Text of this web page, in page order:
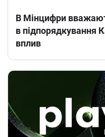
В Мінцифри
в підпорядкування
вплив